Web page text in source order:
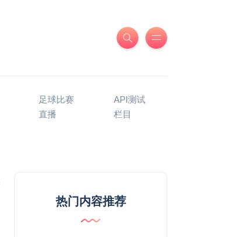
足球比赛
直播
API测试
栏目
热门内容推荐